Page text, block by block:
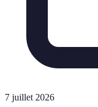
7 juillet 2026